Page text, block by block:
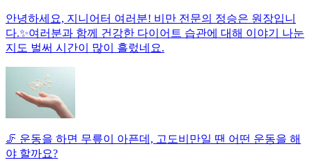
안녕하세요, 지니어터 여러분! 비만 전문의 정승은 원장입니
다.✨여러분과 함께 건강한 다이어트 습관에 대해 이야기 나눈
지도 벌써 시간이 많이 흘렀네요.
🦵 운동을 하면 무릎이 아픈데, 고도비만일 땐 어떤 운동을 해
야 할까요?